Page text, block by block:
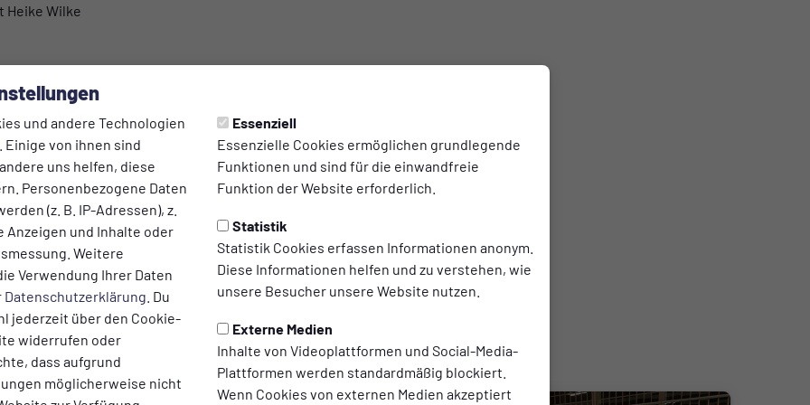
und andere Technologien
von ihnen sind
uns helfen, diese
Personenbezogene Daten
(z. B. IP-Adressen), z.
Anzeigen und Inhalte oder
Weitere
Verwendung Ihrer Daten
Datenschutzerklärung . Du
jederzeit über den Cookie-
widerrufen oder
dass aufgrund
möglicherweise nicht
Essenziell
Essenzielle Cookies ermöglichen grundlegende
Funktionen und sind für die einwandfreie
Funktion der Website erforderlich.
Statistik
Statistik Cookies erfassen Informationen anonym.
Diese Informationen helfen und zu verstehen, wie
unsere Besucher unsere Website nutzen.
Externe Medien
Inhalte von Videoplattformen und Social-Media-
Plattformen werden standardmäßig blockiert.
Wenn Cookies von externen Medien akzeptiert
Heike Wilke
Absprache mit Petra Karau
Julia Heidorn
Sabine Lang
mit Sabine Lang
Halle mit Julia Heidorn
mit Sabine Lang